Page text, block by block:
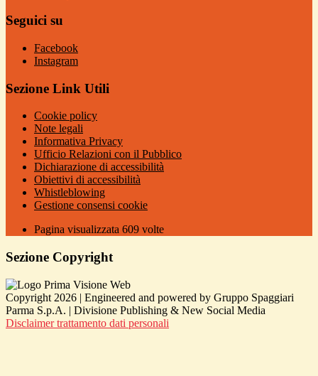
Seguici su
Facebook
Instagram
Sezione Link Utili
Cookie policy
Note legali
Informativa Privacy
Ufficio Relazioni con il Pubblico
Dichiarazione di accessibilità
Obiettivi di accessibilità
Whistleblowing
Gestione consensi cookie
Pagina visualizzata 609 volte
Sezione Copyright
Copyright 2026 | Engineered and powered by Gruppo Spaggiari
Parma S.p.A. | Divisione Publishing & New Social Media
Disclaimer trattamento dati personali